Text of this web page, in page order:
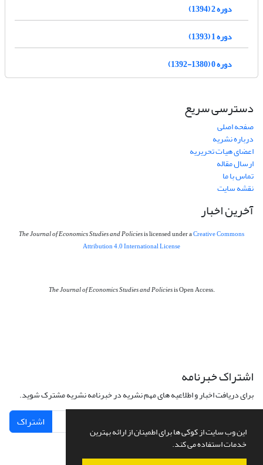
این وب سایت از کوکی ها برای اطمینان از ارائه بهترین
خدمات استفاده می کند.
دوره 2 (1394)
دوره 1 (1393)
دوره 0 (1380-1392)
دسترسی سریع
صفحه اصلی
درباره نشریه
اعضای هیات تحریریه
ارسال مقاله
تماس با ما
نقشه سایت
آخرین اخبار
The Journal of Economics Studies and Policiesis licensed under aCreative Commons
Attribution 4.0 International License
The Journal of Economics Studies and Policiesis Open Access.
اشتراک خبرنامه
برای دریافت اخبار و اطلاعیه های مهم نشریه در خبرنامه نشریه مشترک شوید.
اشتراک